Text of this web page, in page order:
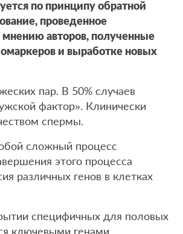
по принципу обратной
проведенное
авторов, полученные
и выработке новых
пар. В 50% случаев
фактор». Клинически
спермы.
сложный процесс
этого процесса
различных генов в клетках
специфичных для половых
ключевыми генами,